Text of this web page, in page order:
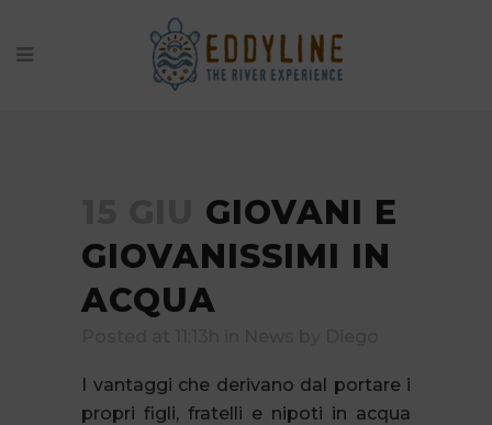
GIOVANI E
GIOVANISSIMI IN
ACQUA
I vantaggi che derivano dal portare i
propri figli, fratelli e nipoti in acqua